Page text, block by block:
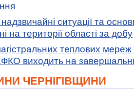
ситуації та
на території області за добу
теплових мереж
виходить на
ЧЕРНІГІВЩИНИ